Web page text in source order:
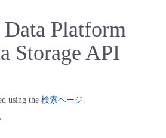
査
ー
ター
ー
Data Platform
Storage API
using the 検索ページ.